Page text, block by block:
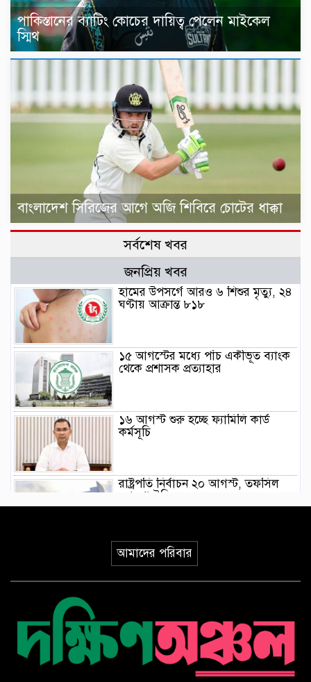
পাকিস্তানের ব্যাটিং কোচের দায়িত্ব পেলেন মাইকেল
স্মিথ
বাংলাদেশ সিরিজের আগে অজি শিবিরে চোটের ধাক্কা
সর্বশেষ খবর
জনপ্রিয় খবর
হামের উপসর্গে আরও ৬ শিশুর মৃত্যু, ২৪
ঘণ্টায় আক্রান্ত ৮১৮
১৫ আগস্টের মধ্যে পাঁচ একীভূত ব্যাংক
থেকে প্রশাসক প্রত্যাহার
১৬ আগস্ট শুরু হচ্ছে ফ্যামিলি কার্ড
কর্মসূচি
রাষ্ট্রপতি নির্বাচন ২০ আগস্ট, তফসিল
ঘোষণা ইসির
গণভোটের রায় বাস্তবায়নসহ ১১ দফা
দাবিতে লংমার্চের ঘোষণা
দৃষ্টান্তমূলক শাস্তির দাবিতে মানববন্ধন ও
বিক্ষোভ মিছিল
পাইকগাছায় ছাত্র ও দরিদ্র মানুষের মাঝে
আমাদের পরিবার